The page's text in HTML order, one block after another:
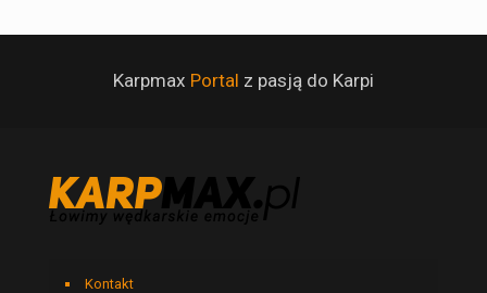
Karpmax Portal z pasją do Karpi
Kontakt